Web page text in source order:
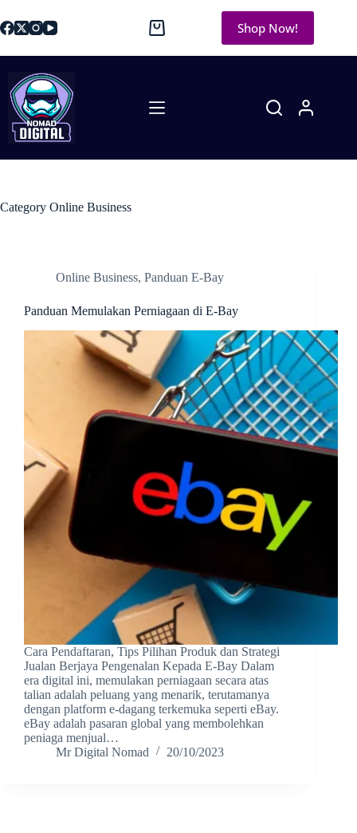
Shop Now!
Category Online Business
Online Business, Panduan E-Bay
Panduan Memulakan Perniagaan di E-Bay
Cara Pendaftaran, Tips Pilihan Produk dan Strategi
Jualan Berjaya Pengenalan Kepada E-Bay Dalam
era digital ini, memulakan perniagaan secara atas
talian adalah peluang yang menarik, terutamanya
dengan platform e-dagang terkemuka seperti eBay.
eBay adalah pasaran global yang membolehkan
peniaga menjual…
Mr Digital Nomad
20/10/2023